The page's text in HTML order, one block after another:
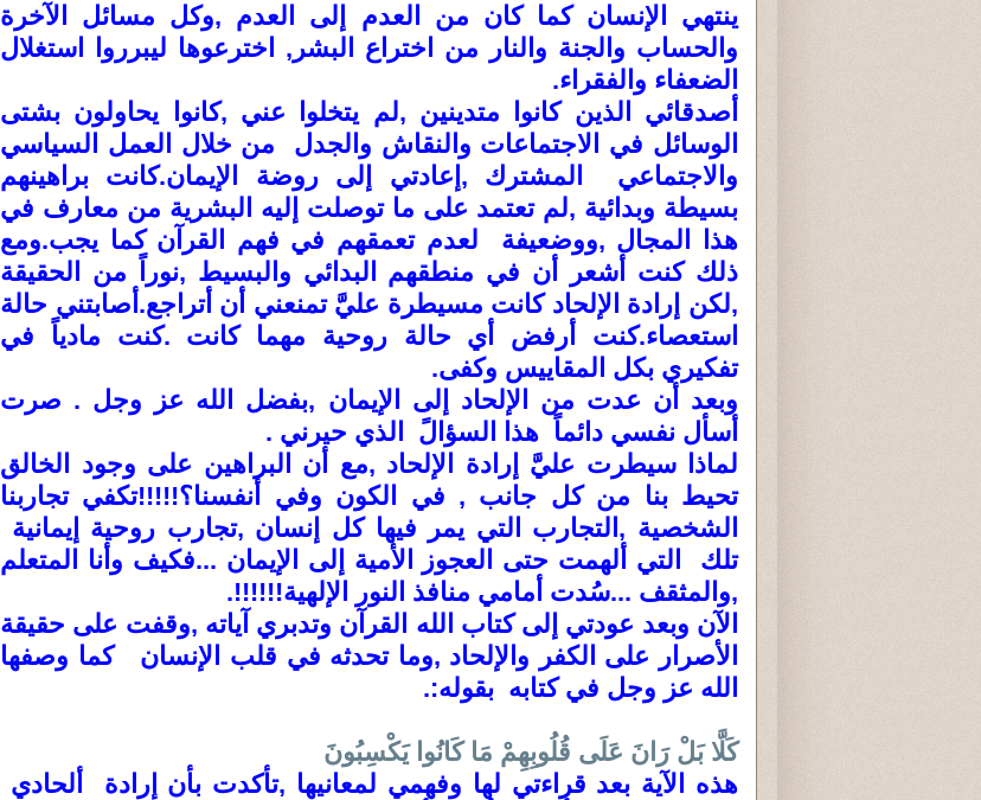
ينتهي الإنسان كما كان من العدم إلى العدم ,وكل مسائل الآخرة
والحساب والجنة والنار من اختراع البشر, اخترعوها ليبرروا استغلال
الضعفاء والفقراء.
أصدقائي الذين كانوا متدينين ,لم يتخلوا عني ,كانوا يحاولون بشتى
الوسائل في الاجتماعات والنقاش والجدل من خلال العمل السياسي
والاجتماعي المشترك ,إعادتي إلى روضة الإيمان.كانت براهينهم
بسيطة وبدائية ,لم تعتمد على ما توصلت إليه البشرية من معارف في
هذا المجال ,ووضعيفة لعدم تعمقهم في فهم القرآن كما يجب.ومع
ذلك كنت أشعر أن في منطقهم البدائي والبسيط ,نوراً من الحقيقة
,لكن إرادة الإلحاد كانت مسيطرة عليَّ تمنعني أن أتراجع.أصابتني حالة
استعصاء.كنت أرفض أي حالة روحية مهما كانت .كنت مادياً في
تفكيري بكل المقاييس وكفى.
وبعد أن عدت من الإلحاد إلى الإيمان ,بفضل الله عز وجل . صرت
أسأل نفسي دائماً هذا السؤالً الذي حيرني .
لماذا سيطرت عليَّ إرادة الإلحاد ,مع أن البراهين على وجود الخالق
تحيط بنا من كل جانب , في الكون وفي أنفسنا؟!!!!!تكفي تجاربنا
الشخصية ,التجارب التي يمر فيها كل إنسان ,تجارب روحية إيمانية
تلك التي ألهمت حتى العجوز الأمية إلى الإيمان ...فكيف وأنا المتعلم
,والمثقف ...سُدت أمامي منافذ النور الإلهية!!!!!!.
الآن وبعد عودتي إلى كتاب الله القرآن وتدبري آياته ,وقفت على حقيقة
الأصرار على الكفر والإلحاد ,وما تحدثه في قلب الإنسان كما وصفها
الله عز وجل في كتابه بقوله:.
كَلَّا بَلْ رَانَ عَلَى قُلُوبِهِمْ مَا كَانُوا يَكْسِبُونَ
هذه الآية بعد قراءتي لها وفهمي لمعانيها ,تأكدت بأن إرادة ألحادي